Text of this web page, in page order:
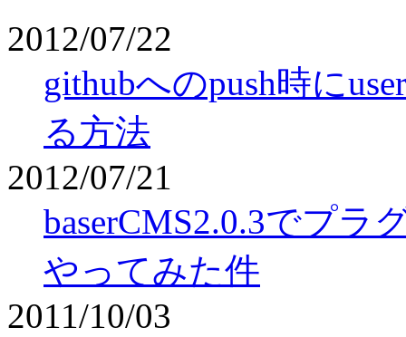
2012/07/22
githubへのpush時に
る方法
2012/07/21
baserCMS2.0.3でプラ
やってみた件
2011/10/03